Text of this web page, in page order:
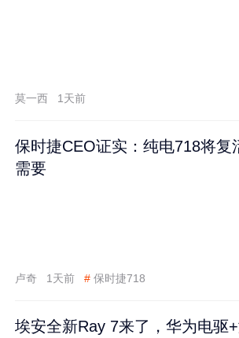
莫一西 1天前
保时捷CEO证实：纯电718将复
需要
卢奇 1天前 # 保时捷718
埃安全新Ray 7来了，华为电驱